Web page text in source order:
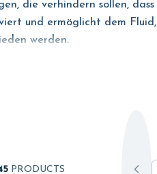
die verhindern sollen,
und ermöglicht dem
werden.
im Wohn- und
Überlastungsereignissen
gibt es das
PRODUCTS